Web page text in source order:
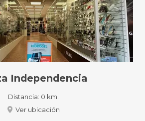
Independencia
Distancia: 0 km.
Ver ubicación